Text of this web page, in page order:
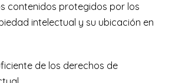
contenidos protegidos por los
intelectual y su ubicación en
de los derechos de